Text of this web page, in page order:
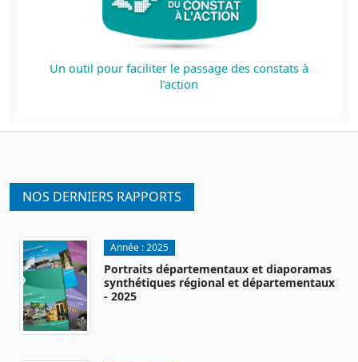
Un outil pour faciliter le passage des constats à
l’action
NOS DERNIERS RAPPORTS
Année :2025
Portraits départementaux et diaporamas
synthétiques régional et départementaux
- 2025